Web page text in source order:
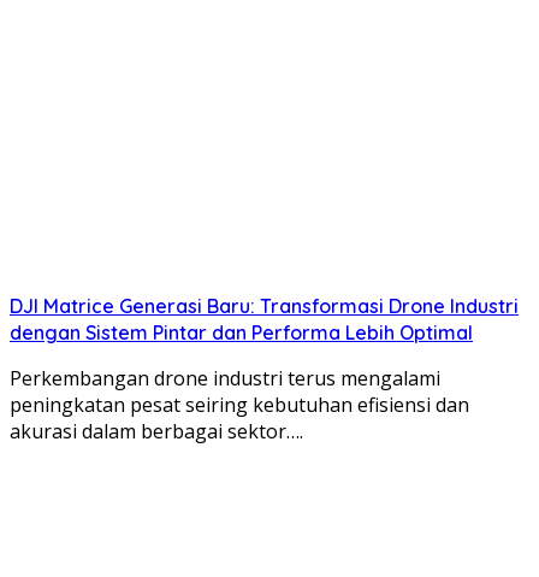
DJI Matrice Generasi Baru: Transformasi Drone Industri
dengan Sistem Pintar dan Performa Lebih Optimal
Perkembangan drone industri terus mengalami
peningkatan pesat seiring kebutuhan efisiensi dan
akurasi dalam berbagai sektor….